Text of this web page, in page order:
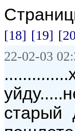
[18] [19]
22-02-03
старый